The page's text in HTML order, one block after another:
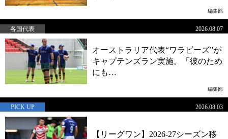
編集部
オーストラリア代表“ワラビーズ”が
キャプテンズラン実施。「彼のため
にも…
各国代表 2026.08.07
編集部
【リーグワン】2026-27シーズン移
PICK UP 2026.08.03